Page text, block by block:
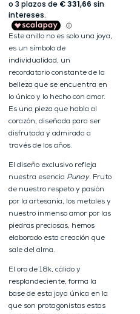
Este anillo no es solo una joya,
es un símbolo de
individualidad, un
recordatorio constante de la
belleza que se encuentra en
lo único y lo hecho con amor.
Es una pieza que habla al
corazón, diseñada para ser
disfrutada y admirada a
través de los años.
El diseño exclusivo refleja
nuestra esencia Punay. Fruto
de nuestro respeto y pasión
por la artesanía, los metales y
nuestro inmenso amor por las
piedras preciosas, hemos
elaborado esta creación que
sale del alma.
El oro de 18k, cálido y
resplandeciente, forma la
base de esta joya única en la
que son protagonistas estas